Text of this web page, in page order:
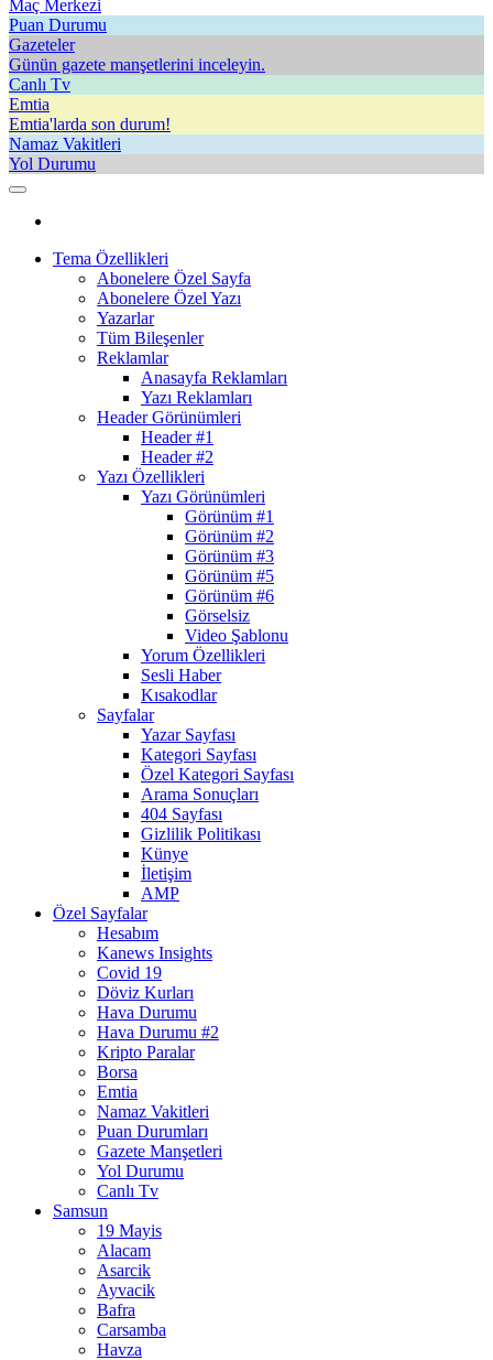
Maç Merkezi
Puan Durumu
Gazeteler
Günün gazete manşetlerini inceleyin.
Canlı Tv
Emtia
Emtia'larda son durum!
Namaz Vakitleri
Yol Durumu
Tema Özellikleri
Abonelere Özel Sayfa
Abonelere Özel Yazı
Yazarlar
Tüm Bileşenler
Reklamlar
Anasayfa Reklamları
Yazı Reklamları
Header Görünümleri
Header #1
Header #2
Yazı Özellikleri
Yazı Görünümleri
Görünüm #1
Görünüm #2
Görünüm #3
Görünüm #5
Görünüm #6
Görselsiz
Video Şablonu
Yorum Özellikleri
Sesli Haber
Kısakodlar
Sayfalar
Yazar Sayfası
Kategori Sayfası
Özel Kategori Sayfası
Arama Sonuçları
404 Sayfası
Gizlilik Politikası
Künye
İletişim
AMP
Özel Sayfalar
Hesabım
Kanews Insights
Covid 19
Döviz Kurları
Hava Durumu
Hava Durumu #2
Kripto Paralar
Borsa
Emtia
Namaz Vakitleri
Puan Durumları
Gazete Manşetleri
Yol Durumu
Canlı Tv
Samsun
19 Mayis
Alacam
Asarcik
Ayvacik
Bafra
Carsamba
Havza